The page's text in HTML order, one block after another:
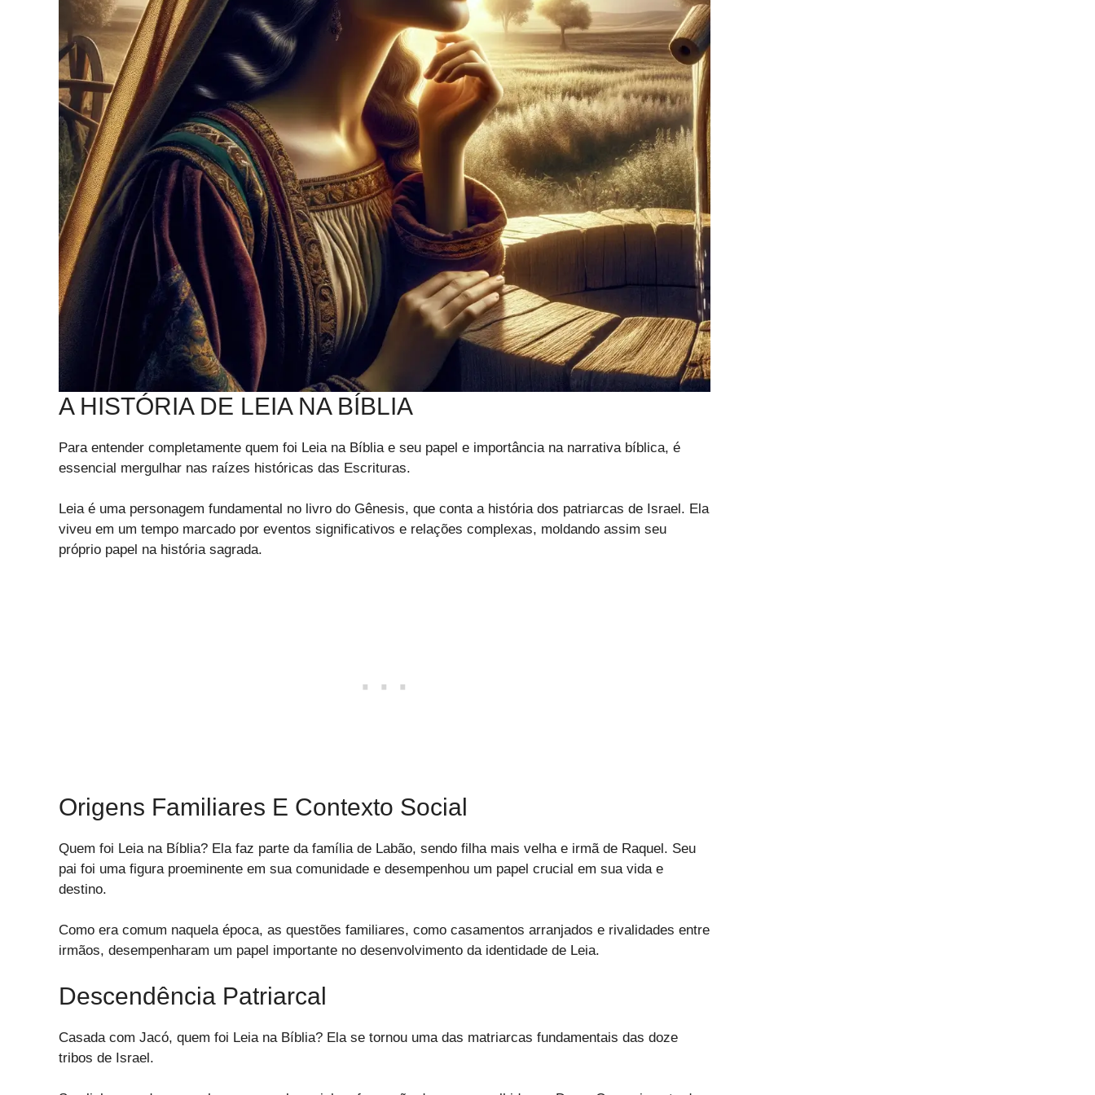
A HISTÓRIA DE LEIA NA BÍBLIA
Para entender completamente quem foi Leia na Bíblia e seu papel e importância na narrativa bíblica, é
essencial mergulhar nas raízes históricas das Escrituras.
Leia é uma personagem fundamental no livro do Gênesis, que conta a história dos patriarcas de Israel. Ela
viveu em um tempo marcado por eventos significativos e relações complexas, moldando assim seu
próprio papel na história sagrada.
Origens Familiares E Contexto Social
Quem foi Leia na Bíblia? Ela faz parte da família de Labão, sendo filha mais velha e irmã de Raquel. Seu
pai foi uma figura proeminente em sua comunidade e desempenhou um papel crucial em sua vida e
destino.
Como era comum naquela época, as questões familiares, como casamentos arranjados e rivalidades entre
irmãos, desempenharam um papel importante no desenvolvimento da identidade de Leia.
Descendência Patriarcal
Casada com Jacó, quem foi Leia na Bíblia? Ela se tornou uma das matriarcas fundamentais das doze
tribos de Israel.